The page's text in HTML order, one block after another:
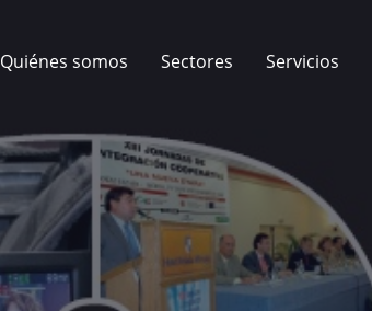
Quiénes somos Sectores Servicios